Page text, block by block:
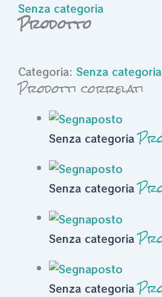
Senza categoria
Prodotto
Categoria: Senza categoria
Prodotti correlati
Senza categoria
Senza categoria
Senza categoria
Senza categoria